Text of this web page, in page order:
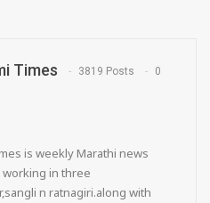
Times 3819 Posts 0
is weekly Marathi news
working in three
n ratnagiri.along with